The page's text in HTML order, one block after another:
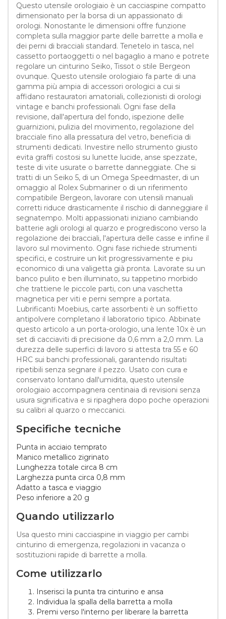
Questo utensile orologiaio è un cacciaspine compatto
dimensionato per la borsa di un appassionato di
orologi. Nonostante le dimensioni offre funzione
completa sulla maggior parte delle barrette a molla e
dei perni di bracciali standard. Tenetelo in tasca, nel
cassetto portaoggetti o nel bagaglio a mano e potrete
regolare un cinturino Seiko, Tissot o stile Bergeon
ovunque. Questo utensile orologiaio fa parte di una
gamma più ampia di accessori orologici a cui si
affidano restauratori amatoriali, collezionisti di orologi
vintage e banchi professionali. Ogni fase della
revisione, dall'apertura del fondo, ispezione delle
guarnizioni, pulizia del movimento, regolazione del
bracciale fino alla pressatura del vetro, beneficia di
strumenti dedicati. Investire nello strumento giusto
evita graffi costosi su lunette lucide, anse spezzate,
teste di vite usurate o barrette danneggiate. Che si
tratti di un Seiko 5, di un Omega Speedmaster, di un
omaggio al Rolex Submariner o di un riferimento
compatibile Bergeon, lavorare con utensili manuali
corretti riduce drasticamente il rischio di danneggiare il
segnatempo. Molti appassionati iniziano cambiando
batterie agli orologi al quarzo e progrediscono verso la
regolazione dei bracciali, l'apertura delle casse e infine il
lavoro sul movimento. Ogni fase richiede strumenti
specifici, e costruire un kit progressivamente e piu
economico di una valigetta già pronta. Lavorate su un
banco pulito e ben illuminato, su tappetino morbido
che trattiene le piccole parti, con una vaschetta
magnetica per viti e perni sempre a portata.
Lubrificanti Moebius, carte assorbenti è un soffietto
antipolvere completano il laboratorio tipico. Abbinate
questo articolo a un porta-orologio, una lente 10x è un
set di cacciaviti di precisione da 0,6 mm a 2,0 mm. La
durezza delle superfici di lavoro si attesta tra 55 e 60
HRC sui banchi professionali, garantendo risultati
ripetibili senza segnare il pezzo. Usato con cura e
conservato lontano dall'umidita, questo utensile
orologiaio accompagnera centinaia di revisioni senza
usura significativa e si ripaghera dopo poche operazioni
su calibri al quarzo o meccanici.
Specifiche tecniche
Punta in acciaio temprato
Manico metallico zigrinato
Lunghezza totale circa 8 cm
Larghezza punta circa 0,8 mm
Adatto a tasca e viaggio
Peso inferiore a 20 g
Quando utilizzarlo
Usa questo mini cacciaspine in viaggio per cambi
cinturino di emergenza, regolazioni in vacanza o
sostituzioni rapide di barrette a molla.
Come utilizzarlo
Inserisci la punta tra cinturino e ansa
Individua la spalla della barretta a molla
Premi verso l'interno per liberare la barretta